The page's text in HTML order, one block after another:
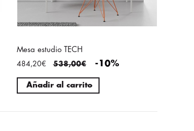
Mesa estudio TECH
484,20€ 538,00€ -10%
Añadir al carrito